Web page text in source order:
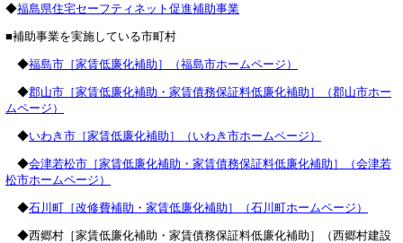
◆福島県住宅セーフティネット促進補助事業
■補助事業を実施している市町村
◆福島市［家賃低廉化補助］（福島市ホームページ）
◆郡山市［家賃低廉化補助・家賃債務保証料低廉化補助］（郡山市ホー
ムページ）
◆いわき市［家賃低廉化補助］（いわき市ホームページ）
◆会津若松市［家賃低廉化補助・家賃債務保証料低廉化補助］（会津若
松市ホームページ）
◆石川町［改修費補助・家賃低廉化補助］（石川町ホームページ）
◆西郷村［家賃低廉化補助・家賃債務保証料低廉化補助］（西郷村建設